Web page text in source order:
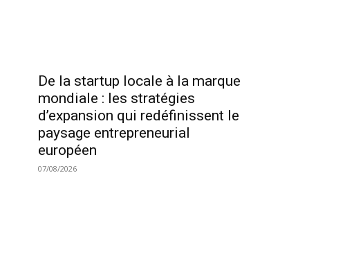
De la startup locale à la marque
mondiale : les stratégies
d’expansion qui redéfinissent le
paysage entrepreneurial
européen
07/08/2026